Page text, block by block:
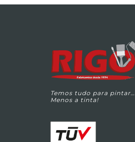
Temos tudo para pintar…
Menos a tinta!